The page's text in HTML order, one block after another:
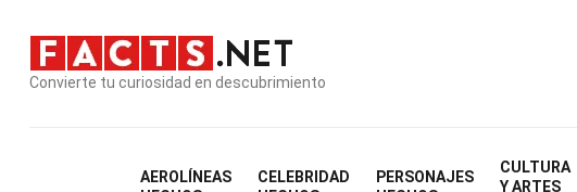
Convierte tu curiosidad en descubrimiento
AEROLÍNEAS
CELEBRIDAD
PERSONAJES
CULTURA
Y ARTES